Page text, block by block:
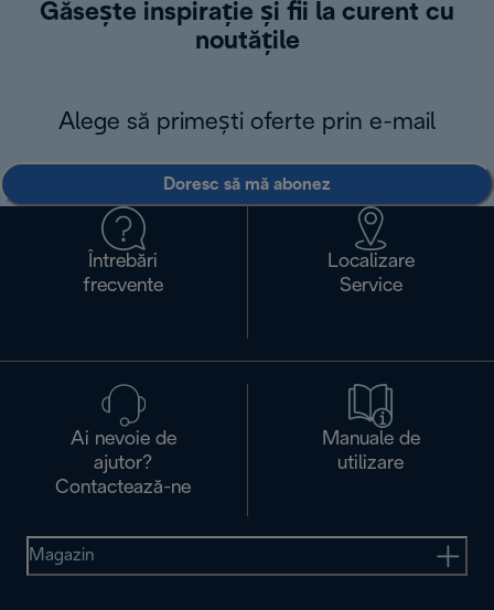
Găsește inspirație și fii la curent cu
noutățile
Alege să primești oferte prin e-mail
Doresc să mă abonez
Întrebări
frecvente
Localizare
Service
Ai nevoie de
ajutor?
Contactează-ne
Manuale de
utilizare
Magazin